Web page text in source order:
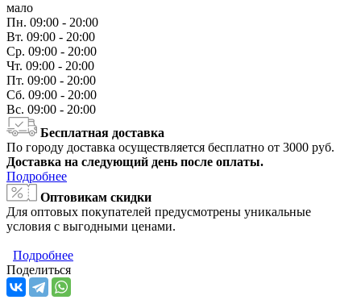
мало
Пн. 09:00 - 20:00
Вт. 09:00 - 20:00
Ср. 09:00 - 20:00
Чт. 09:00 - 20:00
Пт. 09:00 - 20:00
Сб. 09:00 - 20:00
Вс. 09:00 - 20:00
Бесплатная доставка
По городу доставка осуществляется бесплатно от 3000 руб.
Доставка на следующий день после оплаты.
Подробнее
Оптовикам скидки
Для оптовых покупателей предусмотрены уникальные
условия с выгодными ценами.
Подробнее
Поделиться